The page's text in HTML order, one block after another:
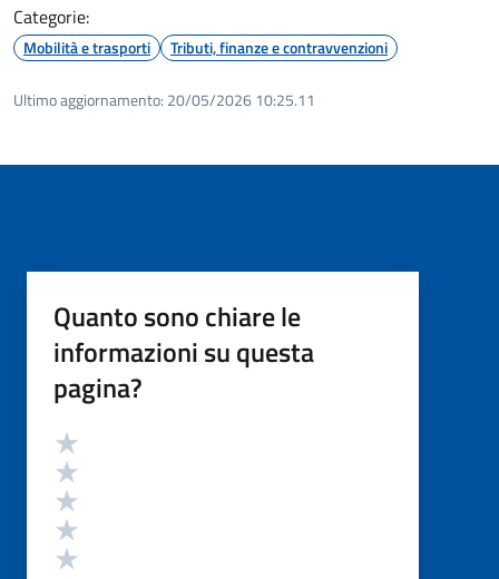
Categorie:
Mobilità e trasporti Tributi, finanze e contravvenzioni
Ultimo aggiornamento: 20/05/2026 10:25.11
Quanto sono chiare le
informazioni su questa
pagina?
Valutazione